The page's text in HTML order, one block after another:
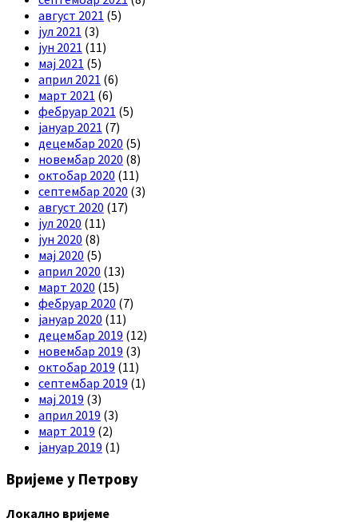
август 2021 (5)
јул 2021 (3)
јун 2021 (11)
мај 2021 (5)
април 2021 (6)
март 2021 (6)
фебруар 2021 (5)
јануар 2021 (7)
децембар 2020 (5)
новембар 2020 (8)
октобар 2020 (11)
септембар 2020 (3)
август 2020 (17)
јул 2020 (11)
јун 2020 (8)
мај 2020 (5)
април 2020 (13)
март 2020 (15)
фебруар 2020 (7)
јануар 2020 (11)
децембар 2019 (12)
новембар 2019 (3)
октобар 2019 (11)
септембар 2019 (1)
мај 2019 (3)
април 2019 (3)
март 2019 (2)
јануар 2019 (1)
Вријеме у Петрову
Локално вријеме